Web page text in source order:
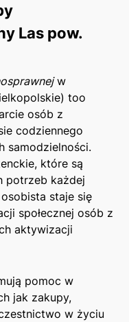
Las pow.
w
too
osób z
codziennego
samodzielności.
⁢które są
potrzeb każdej
staje się
społecznej ​osób z
aktywizacji
pomoc w
jak zakupy,
w życiu